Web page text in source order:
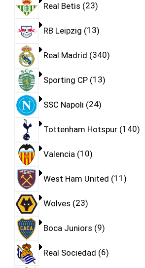
Real Betis 23
RB Leipzig 13
Real Madrid 340
Sporting CP 13
SSC Napoli 24
Tottenham Hotspur 140
Valencia 10
West Ham United 11
Wolves 23
Boca Juniors 9
Real Sociedad 6